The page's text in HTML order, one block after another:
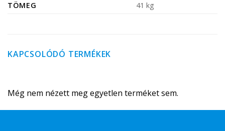
TÖMEG 41 kg
KAPCSOLÓDÓ TERMÉKEK
Még nem nézett meg egyetlen terméket sem.